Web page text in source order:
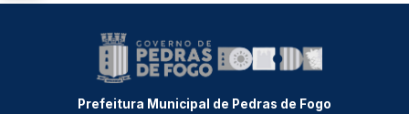
Prefeitura Municipal de Pedras de Fogo